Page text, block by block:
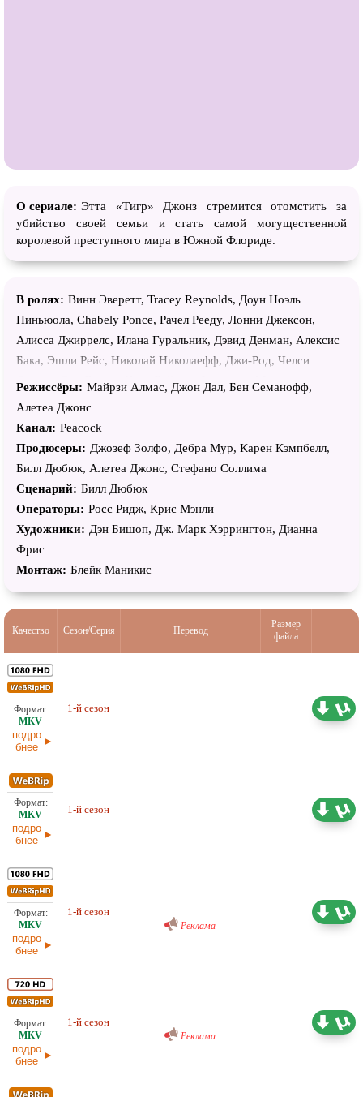
О сериале: Этта «Тигр» Джонз стремится отомстить за
убийство своей семьи и стать самой могущественной
королевой преступного мира в Южной Флориде.
В ролях: Винн Эверетт, Tracey Reynolds, Доун Ноэль
Пиньюола, Chabely Ponce, Рачел Реедy, Лонни Джексон,
Алисса Джиррелс, Илана Гуральник, Дэвид Денман, Алексис
Бака, Эшли Рейс, Николай Николаефф, Джи-Род, Челси
Оркатт, Сли Льюис, Кэти Лайонс, Фернандо Мартинес,
Аэрика Д’Амаро, Лора Олт, Этан Хершенфелд, Наталия
Гомес, Ричард Карр, Тайлер Перес, Кэри Элвес, Билли Бёрк,
Эдвард Джеймс Олмос, Това Фелдшух, Пол Бен-Виктор,
Лоретта Дивайн, Соня Брага, Морис Комт, Джерардо
Селаско, Денай Гарсиа, Альберто Герра, Марта Миланс,
Бриттани Адебумола, Ван Банновонг, Анна Мезенцева
Режиссёры: Майрзи Алмас, Джон Дал, Бен Семанофф,
Алетеа Джонс
Канал: Peacock
Продюсеры: Джозеф Золфо, Дебра Мур, Карен Кэмпбелл,
Билл Дюбюк, Алетеа Джонс, Стефано Соллима
Сценарий: Билл Дюбюк
Операторы: Росс Ридж, Крис Мэнли
Художники: Дэн Бишоп, Дж. Марк Хэррингтон, Дианна
Фрис
Монтаж: Блейк Маникис
Качество Сезон/Серия Перевод
Размер
файла
подро
бнее
1-й сезон
подро
бнее
1-й сезон
подро
бнее
1-й сезон
Реклама
подро
бнее
1-й сезон
Реклама